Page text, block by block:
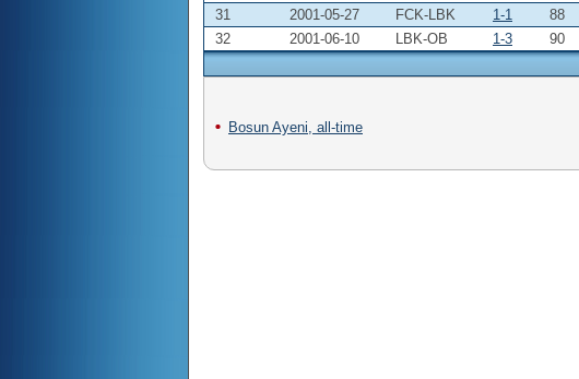
31
2001-05-27 FCK-LBK 1-1
88
32
2001-06-10 LBK-OB 1-3 90
Bosun Ayeni, all-time